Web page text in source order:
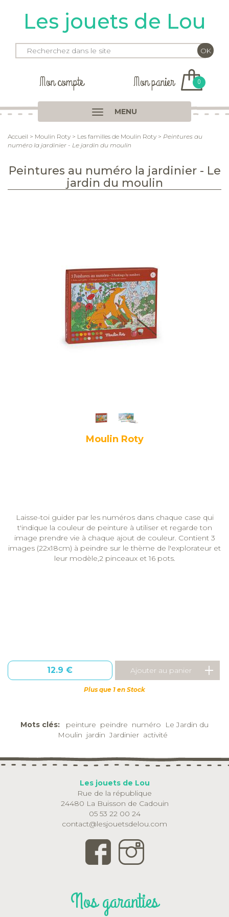
Les jouets de Lou
Mon compte Mon panier 0
MENU
Accueil > Moulin Roty > Les familles de Moulin Roty > Peintures au
numéro la jardinier - Le jardin du moulin
Peintures au numéro la jardinier - Le
jardin du moulin
Moulin Roty
Laisse-toi guider par les numéros dans chaque case qui
t'indique la couleur de peinture à utiliser et regarde ton
image prendre vie à chaque ajout de couleur. Contient 3
images (22x18cm) à peindre sur le thème de l'explorateur et
leur modèle,2 pinceaux et 16 pots.
12.9 €
Plus que 1 en Stock
Mots clés: peinture peindre numéro
Le Jardin du
Moulin jardin Jardinier activité
Les jouets de Lou
Rue de la république
24480 La Buisson de Cadouin
05 53 22 00 24
contact@lesjouetsdelou.com
Nos garanties